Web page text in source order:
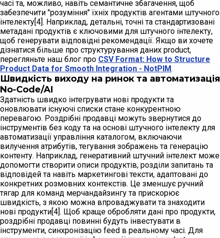
часі та, можливо, навіть семантичне збагачення, щоб
забезпечити "розуміння" їхніх продуктів агентами штучного
інтелекту[4]. Наприклад, детальні, точні та стандартизовані
метадані продуктів є ключовими для штучного інтелекту,
щоб генерувати відповідні рекомендації. Якщо ви хочете
дізнатися більше про структурування даних product,
перегляньте наш блог про CSV Format: How to Structure
Product Data for Smooth Integration - NotPIM.
Швидкість виходу на ринок та автоматизація
No-Code/AI
Здатність швидко інтегрувати нові продукти та
оновлювати існуючі списки стане конкурентною
перевагою. Роздрібні продавці можуть звернутися до
інструментів без коду та на основі штучного інтелекту для
автоматизації управління каталогом, включаючи
вилучення атрибутів, тегування зображень та генерацію
контенту. Наприклад, генеративний штучний інтелект може
допомогти створити описи продуктів, розділи запитань та
відповідей та навіть маркетингові тексти, адаптовані до
конкретних розмовних контекстів. Це зменшує ручний
тягар для команд мерчандайзингу та прискорює
швидкість, з якою можна впроваджувати та знаходити
нові продукти[4]. Щоб краще обробляти дані про продукти,
роздрібні продавці повинні будуть інвестувати в
інструменти, синхронізацію feed в реальному часі. Для